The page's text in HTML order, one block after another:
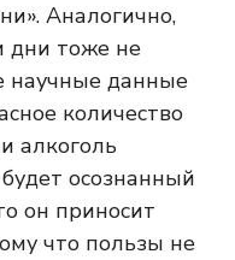
Аналогично,
дни тоже не
научные данные
количество
алкоголь
осознанный
он приносит
что пользы не